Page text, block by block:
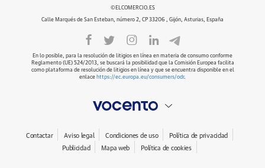
©ELCOMERCIO.ES
Calle Marqués de San Esteban, número 2, CP 33206 , Gijón, Asturias, España
En lo posible, para la resolución de litigios en línea en materia de consumo conforme
Reglamento (UE) 524/2013, se buscará la posibilidad que la Comisión Europea facilita
como plataforma de resolución de litigios en línea y que se encuentra disponible en el
enlace https://ec.europa.eu/consumers/odr.
Contactar Aviso legal Condiciones de uso
Política de privacidad
Publicidad
Mapa web Política de cookies